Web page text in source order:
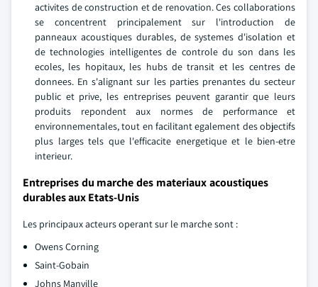
activites de construction et de renovation. Ces collaborations
se concentrent principalement sur l'introduction de
panneaux acoustiques durables, de systemes d'isolation et
de technologies intelligentes de controle du son dans les
ecoles, les hopitaux, les hubs de transit et les centres de
donnees. En s'alignant sur les parties prenantes du secteur
public et prive, les entreprises peuvent garantir que leurs
produits repondent aux normes de performance et
environnementales, tout en facilitant egalement des objectifs
plus larges tels que l'efficacite energetique et le bien-etre
interieur.
Entreprises du marche des materiaux acoustiques
durables aux Etats-Unis
Les principaux acteurs operant sur le marche sont :
Owens Corning
Saint-Gobain
Johns Manville